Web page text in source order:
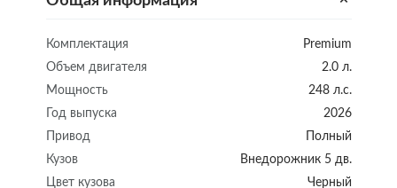
Комплектация
Premium
Объем двигателя
2.0 л.
Мощность
248 л.с.
Год выпуска
2026
Привод
Полный
Кузов
Внедорожник 5 дв.
Цвет кузова
Черный